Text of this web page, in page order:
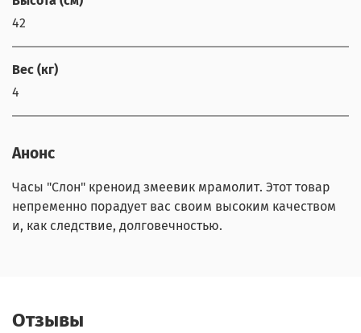
42
Вес (кг)
4
Анонс
Часы "Слон" креноид змеевик мрамолит. Этот товар
непременно порадует вас своим высоким качеством
и, как следствие, долговечностью.
Отзывы